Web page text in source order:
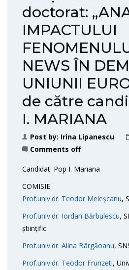
doctorat:
IMPACTULUI
NEWS ÎN
UNIUNII
de către
I. MARIANA
Post by: Irina Lipanescu
Comments off
Candidat: Pop I. Mariana
COMISIE
Prof.univ.dr. Teodor Meleșcanu,
Prof.univ.dr. Iordan Bărbulescu,
științific
Prof.univ.dr. Alina Bârgăoanu,
Prof.univ.dr. Teodor Frunzeti,